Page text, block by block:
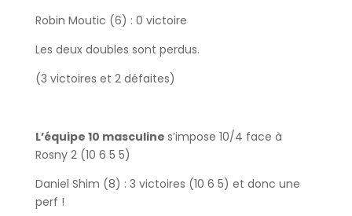
Robin Moutic (6) : 0 victoire
Les deux doubles sont perdus.
(3 victoires et 2 défaites)
L’équipe 10 masculine s’impose 10/4 face à
Rosny 2 (10 6 5 5)
Daniel Shim (8) : 3 victoires (10 6 5) et donc une
perf !